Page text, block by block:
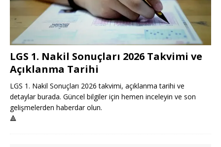
LGS 1. Nakil Sonuçları 2026 Takvimi ve
Açıklanma Tarihi
LGS 1. Nakil Sonuçları 2026 takvimi, açıklanma tarihi ve
detaylar burada. Güncel bilgiler için hemen inceleyin ve son
gelişmelerden haberdar olun.
🔺